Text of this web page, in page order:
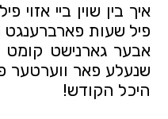
איך בין שוין ביי אזוי
פיל שעות פארברענגט
אבער גארנישט קומט
שנעלע פאר ווערטער
היכל הקודש!